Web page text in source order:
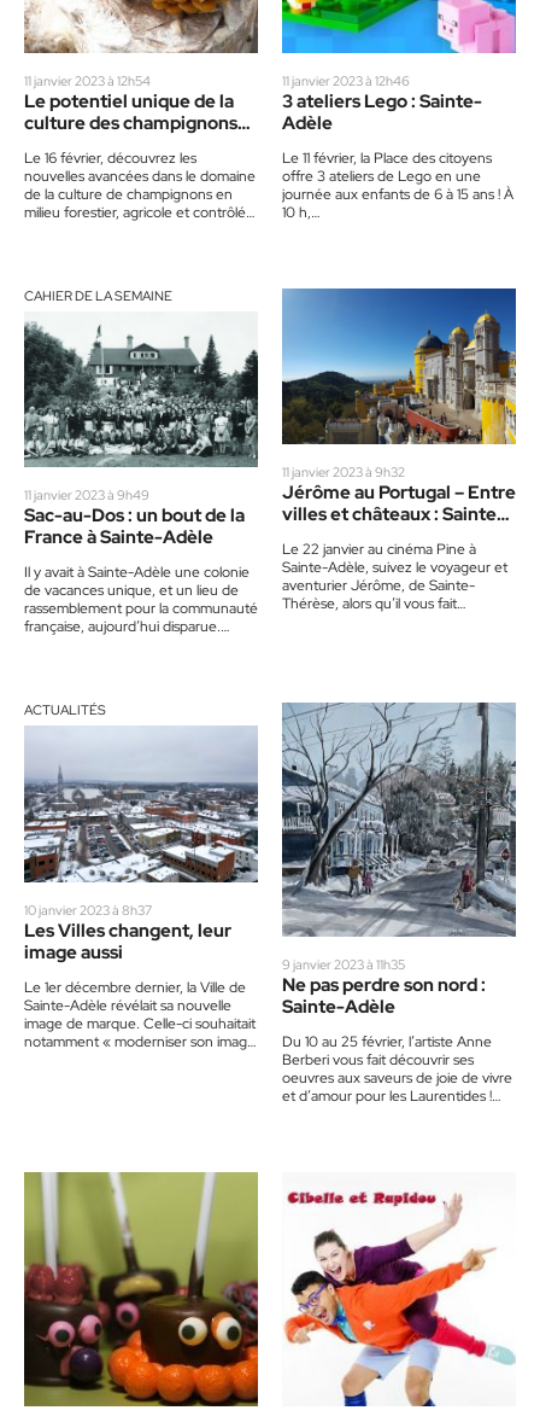
11 janvier 2023 à 12h54
Le potentiel unique de la
culture des champignons
Le 16 février, découvrez les
nouvelles avancées dans le domaine
de la culture de champignons en
milieu forestier, agricole et contrôlé.
11 janvier 2023 à 12h46
3 ateliers Lego : Sainte-
Adèle
Le 11 février, la Place des citoyens
offre 3 ateliers de Lego en une
journée aux enfants de 6 à 15 ans ! À
10 h,…
CAHIER DE LA SEMAINE
11 janvier 2023 à 9h49
Sac-au-Dos : un bout de la
France à Sainte-Adèle
Il y avait à Sainte-Adèle une colonie
de vacances unique, et un lieu de
rassemblement pour la communauté
française, aujourd’hui disparue.
11 janvier 2023 à 9h32
Jérôme au Portugal – Entre
villes et châteaux : Sainte-
Le 22 janvier au cinéma Pine à
Sainte-Adèle, suivez le voyageur et
aventurier Jérôme, de Sainte-
Thérèse, alors qu’il vous fait
ACTUALITÉS
10 janvier 2023 à 8h37
Les Villes changent, leur
image aussi
Le 1er décembre dernier, la Ville de
Sainte-Adèle révélait sa nouvelle
image de marque. Celle-ci souhaitait
notamment « moderniser son image
9 janvier 2023 à 11h35
Ne pas perdre son nord :
Sainte-Adèle
Du 10 au 25 février, l’artiste Anne
Berberi vous fait découvrir ses
oeuvres aux saveurs de joie de vivre
et d’amour pour les Laurentides !